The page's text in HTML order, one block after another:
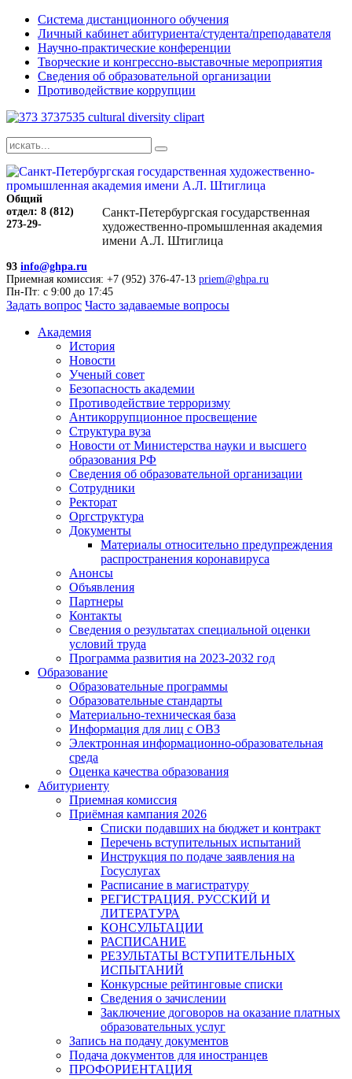
Система дистанционного обучения
Личный кабинет абитуриента/студента/преподавателя
Научно-практические конференции
Творческие и конгрессно-выставочные мероприятия
Сведения об образовательной организации
Противодействие коррупции
Санкт-Петербургская государственная
художественно-промышленная академия
имени А.Л. Штиглица
Общий
отдел: 8 (812)
273-29-
93 info@ghpa.ru
Приемная комиссия: +7 (952) 376-47-13 priem@ghpa.ru
Пн-Пт: с 9:00 до 17:45
Задать вопрос Часто задаваемые вопросы
Академия
История
Новости
Ученый совет
Безопасность академии
Противодействие терроризму
Антикоррупционное просвещение
Структура вуза
Новости от Министерства науки и высшего
образования РФ
Сведения об образовательной организации
Сотрудники
Ректорат
Оргструктура
Документы
Материалы относительно предупреждения
распространения коронавируса
Анонсы
Объявления
Партнеры
Контакты
Сведения о результатах специальной оценки
условий труда
Программа развития на 2023-2032 год
Образование
Образовательные программы
Образовательные стандарты
Материально-техническая база
Информация для лиц с ОВЗ
Электронная информационно-образовательная
среда
Оценка качества образования
Абитуриенту
Приемная комиссия
Приёмная кампания 2026
Списки подавших на бюджет и контракт
Перечень вступительных испытаний
Инструкция по подаче заявления на
Госуслугах
Расписание в магистратуру
РЕГИСТРАЦИЯ. РУССКИЙ И
ЛИТЕРАТУРА
КОНСУЛЬТАЦИИ
РАСПИСАНИЕ
РЕЗУЛЬТАТЫ ВСТУПИТЕЛЬНЫХ
ИСПЫТАНИЙ
Конкурсные рейтинговые списки
Сведения о зачислении
Заключение договоров на оказание платных
образовательных услуг
Запись на подачу документов
Подача документов для иностранцев
ПРОФОРИЕНТАЦИЯ